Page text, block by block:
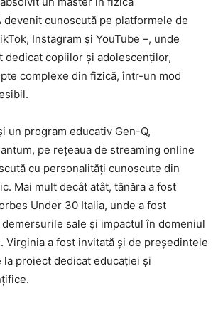
devenit cunoscută pe platformele de
Instagram și YouTube –, unde
dedicat copiilor și adolescenților,
complexe din fizică, într-un mod
un program educativ Gen-Q,
pe rețeaua de streaming online
cu personalități cunoscute din
Mai mult decât atât, tânăra a fost
Under 30 Italia, unde a fost
sale și impactul în domeniul
Virginia a fost invitată și de președintele
la proiect dedicat educației și